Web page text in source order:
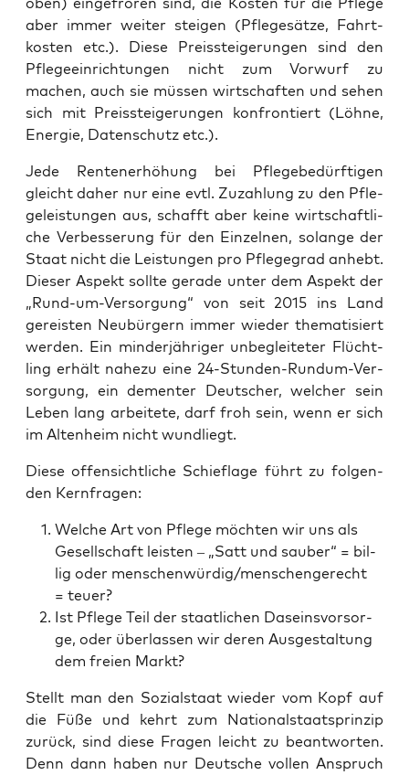
aber immer wei­ter stei­gen (Pfle­ge­sät­ze, Fahrt­
kos­ten etc.). Die­se Preis­stei­ge­run­gen sind den
Pfle­ge­ein­rich­tun­gen nicht zum Vor­wurf zu
machen, auch sie müs­sen wirt­schaf­ten und sehen
sich mit Preis­stei­ge­run­gen kon­fron­tiert (Löh­ne,
Ener­gie, Daten­schutz etc.).
Jede Ren­ten­er­hö­hung bei Pfle­ge­be­dürf­ti­gen
gleicht daher nur eine evtl. Zuzah­lung zu den Pfle­
ge­leis­tun­gen aus, schafft aber kei­ne wirt­schaft­li­
che Ver­bes­se­rung für den Ein­zel­nen, solan­ge der
Staat nicht die Leis­tun­gen pro Pfle­ge­grad anhebt.
Die­ser Aspekt soll­te gera­de unter dem Aspekt der
„Rund-um-Ver­sor­gung“ von seit 2015 ins Land
gereis­ten Neu­bür­gern immer wie­der the­ma­ti­siert
wer­den. Ein min­der­jäh­ri­ger unbe­glei­te­ter Flücht­
ling erhält nahe­zu eine 24-Stun­den-Rund­um-Ver­
sor­gung, ein demen­ter Deut­scher, wel­cher sein
Leben lang arbei­te­te, darf froh sein, wenn er sich
im Alten­heim nicht wundliegt.
Die­se offen­sicht­li­che Schief­la­ge führt zu fol­gen­
den Kernfragen:
Wel­che Art von Pfle­ge möch­ten wir uns als
Gesell­schaft leis­ten – „Satt und sau­ber“ = bil­
lig oder menschenwürdig/menschengerecht
= teuer?
Ist Pfle­ge Teil der staat­li­chen Daseins­vor­sor­
ge, oder über­las­sen wir deren Aus­ge­stal­tung
dem frei­en Markt?
Stellt man den Sozi­al­staat wie­der vom Kopf auf
die Füße und kehrt zum Natio­nal­staats­prin­zip
zurück, sind die­se Fra­gen leicht zu beant­wor­ten.
Denn dann haben nur Deut­sche vol­len Anspruch